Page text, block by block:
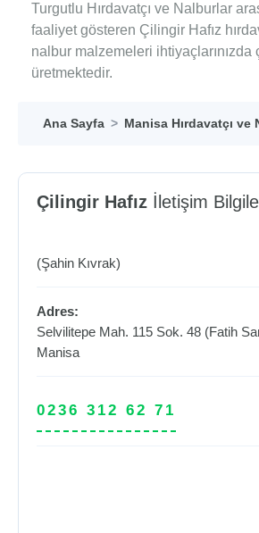
Turgutlu Hırdavatçı ve Nalburlar
faaliyet gösteren Çilingir Hafız
nalbur malzemeleri ihtiyaçlarınızda
üretmektedir.
Ana Sayfa Manisa Hırdavatçı ve
Çilingir Hafız İletişim
(Şahin Kıvrak)
Adres:
Selvilitepe Mah. 115 Sok. 48 (Fatih
Manisa
0236 312 62 71